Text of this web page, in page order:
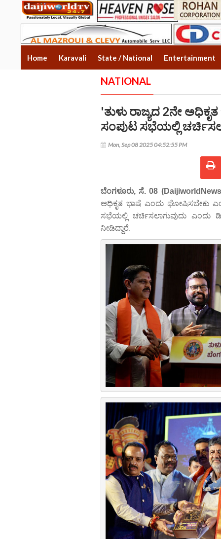
Home Karavali State / National Entertainment
NATIONAL
'ತುಳು ರಾಜ್ಯದ 2ನೇ
ಸಂಪುಟ ಸಭೆಯಲ್ಲಿ
Mon, Sep 08 2025 04:52:55 PM
ಬೆಂಗಳೂರು, ಸೆ. 08
ಅಧಿಕೃತ ಭಾಷೆ ಎಂದು ಘೋಷಿಸಬೇಕು
ಸಭೆಯಲ್ಲಿ ಚರ್ಚಿಸಲಾಗುವುದು
ನೀಡಿದ್ದಾರೆ.